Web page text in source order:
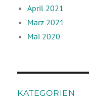
April 2021
März 2021
Mai 2020
KATEGORIEN